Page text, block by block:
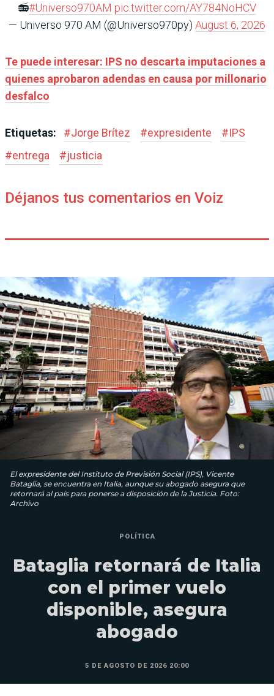
📻#Universo970AM pic.twitter.com/AY784NoHCV
— Universo 970 AM (@Universo970py) August 6, 2026
Te puede interesar: IPS no descarta imputaciones a
quienes aprobaron adendas en causa por millonario
desfalco
Etiquetas: #Jorge Brítez #expresidente #IPS
#entrega #justicia
Déjanos tus comentarios en Voiz
El expresidente del Instituto de Previsión Social (IPS), Vicente
Bataglia, se encuentra en Italia, aunque su abogado asegura que
retornará al país para ponerse a disposición de la Justicia. Foto:
Archivo
POLÍTICA
Bataglia retornará de Italia
con el primer vuelo
disponible, asegura
abogado
5 DE AGOSTO DE 2026 20:00